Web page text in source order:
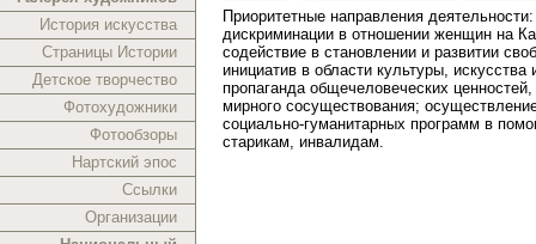
История искусства
Страницы Истории
Детское творчество
Фотохудожники
Фотообзоры
Нартский эпос
Ссылки
Организации
Приоритетные направления
дискриминации в отношении женщин на
содействие в становлении и развитии
инициатив в области культуры, искусства
пропаганда общечеловеческих
мирного сосуществования;
социально-гуманитарных программ в
старикам, инвалидам.